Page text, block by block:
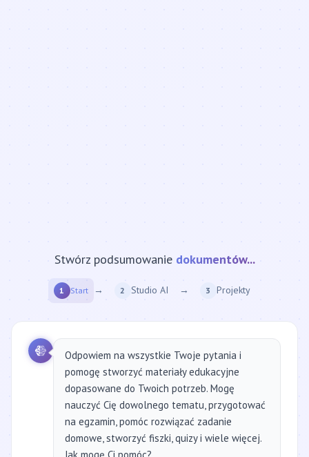
Stwórz podsumowanie strony internetowej...
1 Start → 2 Studio AI → 3 Projekty
Odpowiem na wszystkie Twoje pytania i
pomogę stworzyć materiały edukacyjne
dopasowane do Twoich potrzeb. Mogę
nauczyć Cię dowolnego tematu, przygotować
na egzamin, pomóc rozwiązać zadanie
domowe, stworzyć fiszki, quizy i wiele więcej.